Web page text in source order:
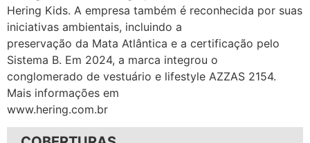
Hering Kids. A empresa também é reconhecida por suas
iniciativas ambientais, incluindo a
preservação da Mata Atlântica e a certificação pelo
Sistema B. Em 2024, a marca integrou o
conglomerado de vestuário e lifestyle AZZAS 2154.
Mais informações em
www.hering.com.br